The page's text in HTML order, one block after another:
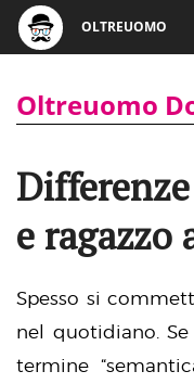
OLTREUOMO
Oltreuomo
e ragazzo
Spesso si
nel quotidiano.
termine